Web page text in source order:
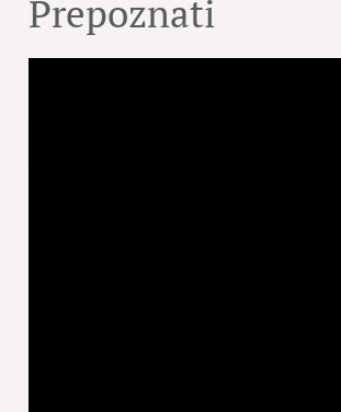
Prepoznati